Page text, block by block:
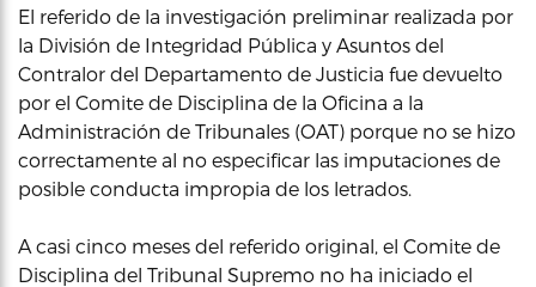
El referido de la investigación preliminar realizada por
la División de Integridad Pública y Asuntos del
Contralor del Departamento de Justicia fue devuelto
por el Comite de Disciplina de la Oficina a la
Administración de Tribunales (OAT) porque no se hizo
correctamente al no especificar las imputaciones de
posible conducta impropia de los letrados.
A casi cinco meses del referido original, el Comite de
Disciplina del Tribunal Supremo no ha iniciado el